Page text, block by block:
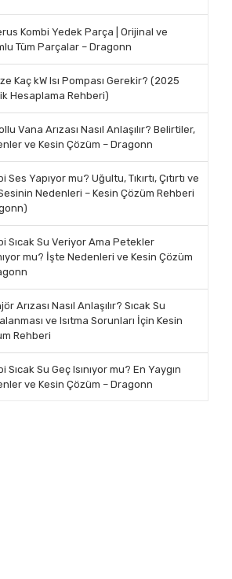
Kombi Yedek Parça | Orijinal ve
Tüm Parçalar – Dragonn
Kaç kW Isı Pompası Gerekir? (2025
Hesaplama Rehberi)
Vana Arızası Nasıl Anlaşılır? Belirtiler,
ve Kesin Çözüm – Dragonn
Ses Yapıyor mu? Uğultu, Tıkırtı, Çıtırtı ve
Nedenleri – Kesin Çözüm Rehberi
Sıcak Su Veriyor Ama Petekler
mu? İşte Nedenleri ve Kesin Çözüm
Arızası Nasıl Anlaşılır? Sıcak Su
ve Isıtma Sorunları İçin Kesin
Rehberi
Sıcak Su Geç Isınıyor mu? En Yaygın
ve Kesin Çözüm – Dragonn